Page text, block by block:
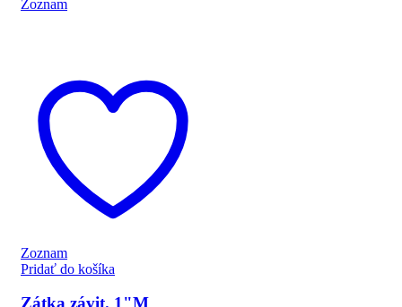
Zoznam
Zoznam
Pridať do košíka
Zátka závit. 1"M